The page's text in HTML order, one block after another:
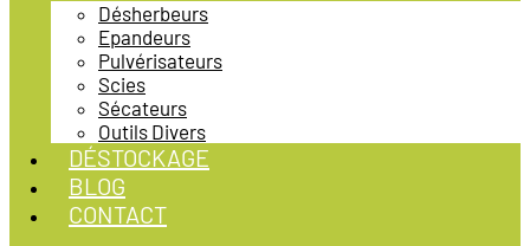
Désherbeurs
Epandeurs
Pulvérisateurs
Scies
Sécateurs
Outils Divers
DÉSTOCKAGE
BLOG
CONTACT